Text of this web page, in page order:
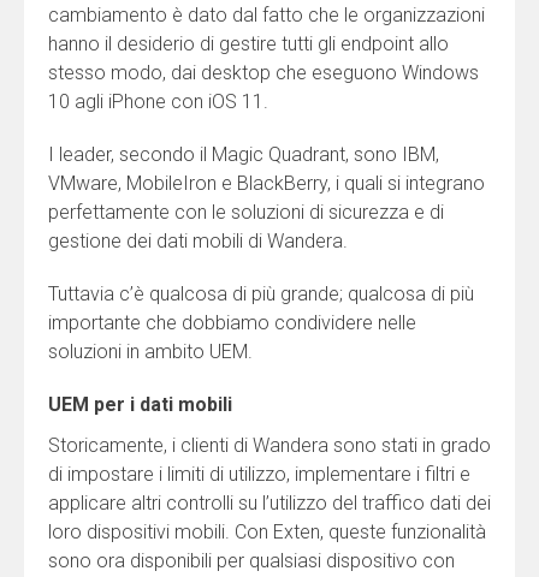
cambiamento è dato dal fatto che le organizzazioni
hanno il desiderio di gestire tutti gli endpoint allo
stesso modo, dai desktop che eseguono Windows
10 agli iPhone con iOS 11.
I leader, secondo il Magic Quadrant, sono IBM,
VMware, MobileIron e BlackBerry, i quali si integrano
perfettamente con le soluzioni di sicurezza e di
gestione dei dati mobili di Wandera.
Tuttavia c’è qualcosa di più grande; qualcosa di più
importante che dobbiamo condividere nelle
soluzioni in ambito UEM.
UEM per i dati mobili
Storicamente, i clienti di Wandera sono stati in grado
di impostare i limiti di utilizzo, implementare i filtri e
applicare altri controlli su l’utilizzo del traffico dati dei
loro dispositivi mobili. Con Exten, queste funzionalità
sono ora disponibili per qualsiasi dispositivo con